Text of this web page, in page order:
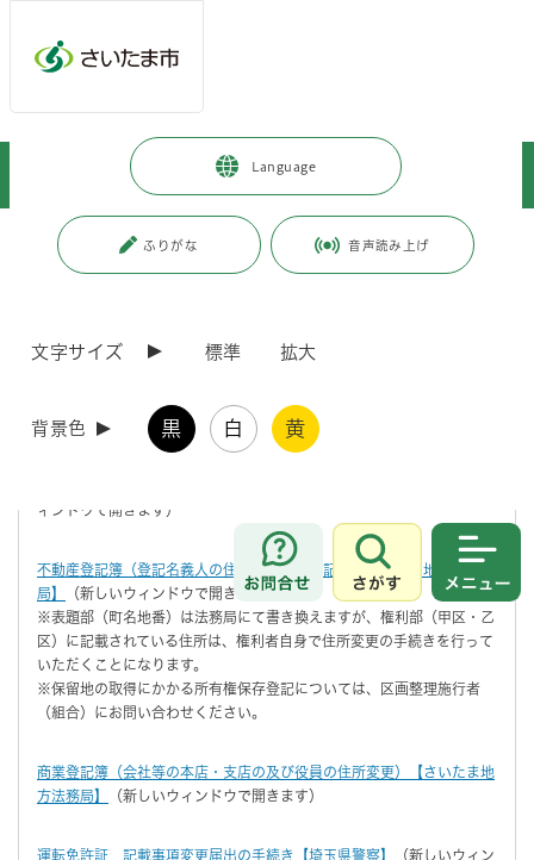
Language
ふりがな 音声読み上げ
文字サイズ 標準 拡大
背景色 黒 白 黄
お問合せ
さがす
暮らし・手続き > 戸籍・住民票・印鑑登録
>
更新日付：2024年12月2日 / ページ番号：C098218
町名地番変更による住所変更について、市や法務局等が職権で修正する
ります。ここでは、皆様に共通する手続きの必要なものについて、関係
機関等のリンク先をまとめています。
ィンドウで開きます）
不動産登記簿（登記名義人の住所の変更の登記）【さいたま地方法務
局】
（新しいウィンドウで開きます）
※表題部（町名地番）は法務局にて書き換えますが、権利部（甲区・乙
区）に記載されている住所は、権利者自身で住所変更の手続きを行って
いただくことになります。
※保留地の取得にかかる所有権保存登記については、区画整理施行者
（組合）にお問い合わせください。
商業登記簿（会社等の本店・支店の及び役員の住所変更）【さいたま地
方法務局】
（新しいウィンドウで開きます）
運転免許証 記載事項変更届出の手続き【埼玉県警察】
（新しいウィン